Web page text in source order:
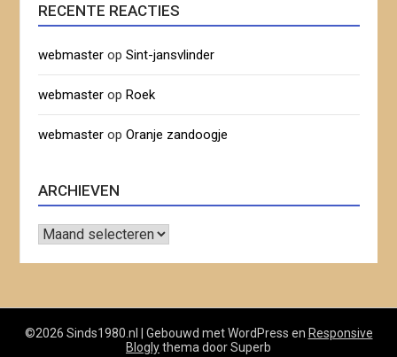
RECENTE REACTIES
webmaster opSint-jansvlinder
webmaster opRoek
webmaster opOranje zandoogje
ARCHIEVEN
Archieven
©2026 Sinds1980.nl | Gebouwd met WordPress en Responsive
Bloglythema door Superb